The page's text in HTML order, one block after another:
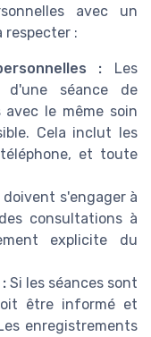
avec un
respecter :
: Les
d'une séance de
le même soin
Cela inclut les
et toute
doivent s'engager à
consultations à
explicite du
Si les séances sont
être informé et
enregistrements